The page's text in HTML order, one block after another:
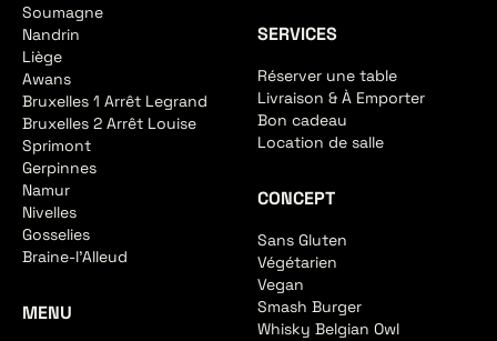
Soumagne
Nandrin
Liège
Awans
Bruxelles 1 Arrêt Legrand
Bruxelles 2 Arrêt Louise
Sprimont
Gerpinnes
Namur
Nivelles
Gosselies
Braine-l'Alleud
MENU
SERVICES
Réserver une table
Livraison & À Emporter
Bon cadeau
Location de salle
CONCEPT
Sans Gluten
Végétarien
Vegan
Smash Burger
Whisky Belgian Owl